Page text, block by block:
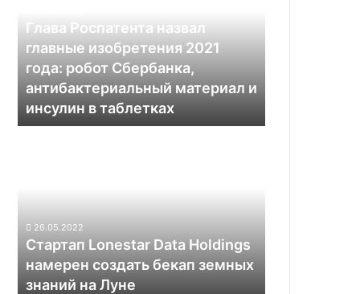
изобретения
робот
Сбербанка,
антибактериальный
материал
Глава Роспатента назвал
главные изобретения 2021
года: робот Сбербанка,
антибактериальный материал и
инсулин в таблетках
бекап
земных
знаний
на
26.05.2022
Стартап Lonestar Data Holdings
намерен создать бекап земных
знаний на Луне